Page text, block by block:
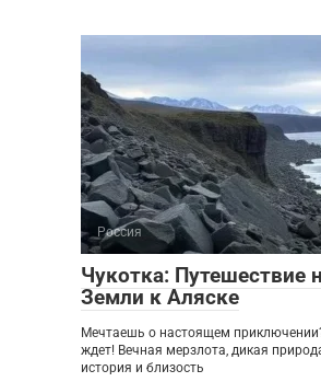
Россия
Чукотка: Путешествие
Земли к Аляске
Мечтаешь о настоящем
ждет! Вечная мерзлота, дикая
история и близость